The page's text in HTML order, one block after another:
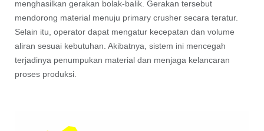
menghasilkan gerakan bolak-balik. Gerakan tersebut
mendorong material menuju primary crusher secara teratur.
Selain itu, operator dapat mengatur kecepatan dan volume
aliran sesuai kebutuhan. Akibatnya, sistem ini mencegah
terjadinya penumpukan material dan menjaga kelancaran
proses produksi.